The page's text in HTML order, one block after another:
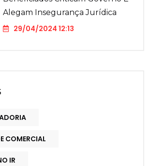
Alegam Insegurança Jurídica
29/04/2024 12:13
COMERCIAL
IR